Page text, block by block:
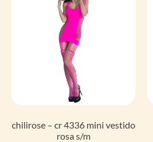
chilirose – cr 4336 mini vestido
rosa s/m